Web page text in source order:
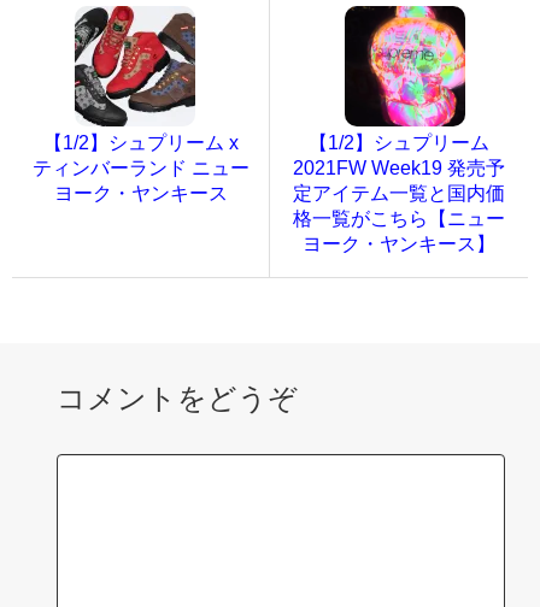
【1/2】シュプリーム x
ティンバーランド ニュー
ヨーク・ヤンキース
【1/2】シュプリーム
2021FW Week19 発売予
定アイテム一覧と国内価
格一覧がこちら【ニュー
ヨーク・ヤンキース】
コメントをどうぞ